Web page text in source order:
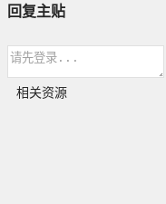
回复主贴
相关资源